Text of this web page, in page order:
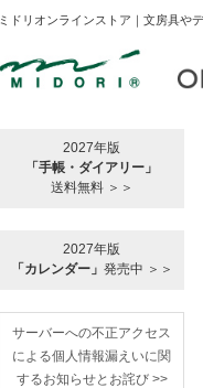
ミドリオンラインストア｜文房具や
2027年版
「手帳・ダイアリー」
送料無料 ＞＞
2027年版
「カレンダー」 発売中 ＞＞
サーバーへの不正アクセス
による個人情報漏えいに関
するお知らせとお詫び >>